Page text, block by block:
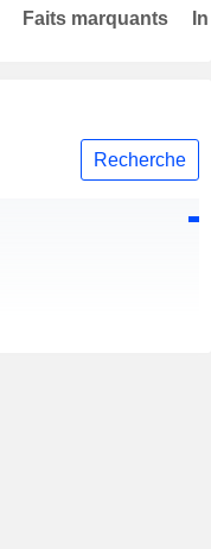
Recherche
Faits marquants